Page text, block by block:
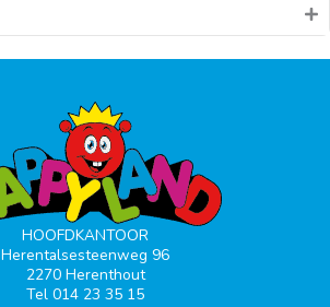
HOOFDKANTOOR
Herentalsesteenweg 96
2270 Herenthout
Tel 014 23 35 15